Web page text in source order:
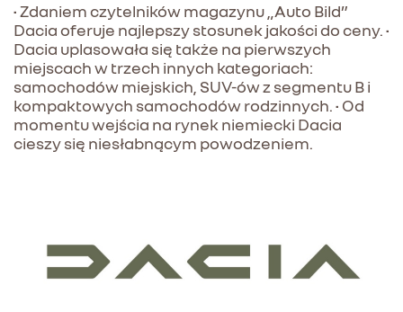
• Zdaniem czytelników magazynu „Auto Bild”
Dacia oferuje najlepszy stosunek jakości do ceny. •
Dacia uplasowała się także na pierwszych
miejscach w trzech innych kategoriach:
samochodów miejskich, SUV-ów z segmentu B i
kompaktowych samochodów rodzinnych. • Od
momentu wejścia na rynek niemiecki Dacia
cieszy się niesłabnącym powodzeniem.